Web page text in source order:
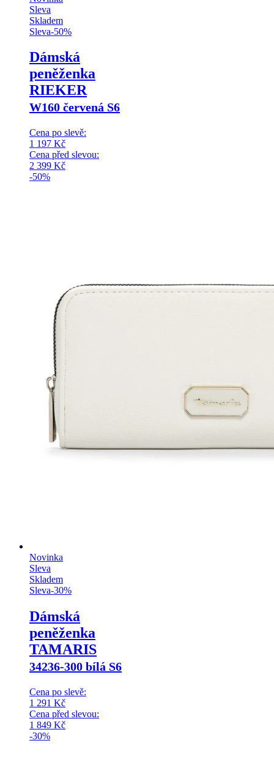
Sleva
Skladem
Sleva-50%
Dámská
peněženka
RIEKER
W160 červená S6
Cena po slevě:
1 197 Kč
Cena před slevou:
2 399 Kč
-50%
Novinka
Sleva
Skladem
Sleva-30%
Dámská
peněženka
TAMARIS
34236-300 bílá S6
Cena po slevě:
1 291 Kč
Cena před slevou:
1 849 Kč
-30%